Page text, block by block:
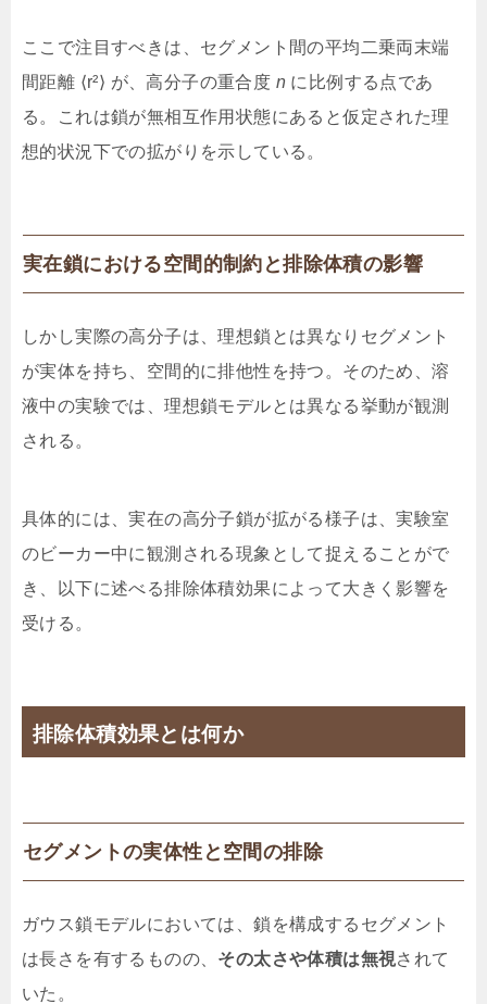
ここで注目すべきは、セグメント間の平均二乗両末端
間距離 ⟨r²⟩ が、高分子の重合度 n に比例する点であ
る。これは鎖が無相互作用状態にあると仮定された理
想的状況下での拡がりを示している。
実在鎖における空間的制約と排除体積の影響
しかし実際の高分子は、理想鎖とは異なりセグメント
が実体を持ち、空間的に排他性を持つ。そのため、溶
液中の実験では、理想鎖モデルとは異なる挙動が観測
される。
具体的には、実在の高分子鎖が拡がる様子は、実験室
のビーカー中に観測される現象として捉えることがで
き、以下に述べる排除体積効果によって大きく影響を
受ける。
排除体積効果とは何か
セグメントの実体性と空間の排除
ガウス鎖モデルにおいては、鎖を構成するセグメント
は長さを有するものの、 その太さや体積は無視されて
いた。